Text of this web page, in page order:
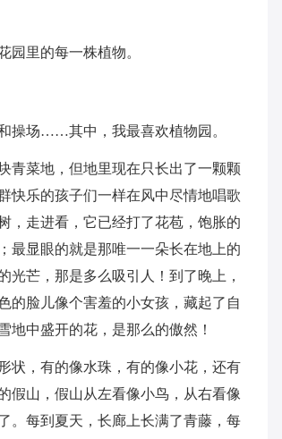
园里的每一株植物。
操场……其中，我最喜欢植物园。
青菜地，但地里现在只长出了一颗颗
快乐的孩子们一样在风中尽情地唱歌
，走进看，它已经打了花苞，饱胀的
最显眼的就是那唯一一朵长在地上的
芒，那是多么吸引人！到了晚上，
的脸儿像个害羞的小女孩，藏起了自
地中盛开的花，是那么的傲然！
状，有的像水珠，有的像小花，还有
山，假山从左看像小鸟，从右看像
每到夏天，长廊上长满了青藤，每